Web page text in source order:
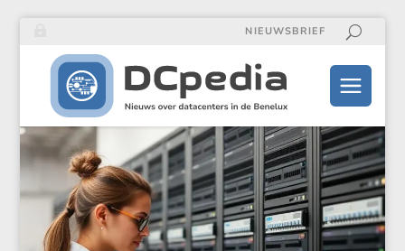
NIEUWSBRIEF